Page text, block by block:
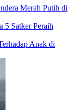
Merah Putih di
5 Satker Peraih
Anak di